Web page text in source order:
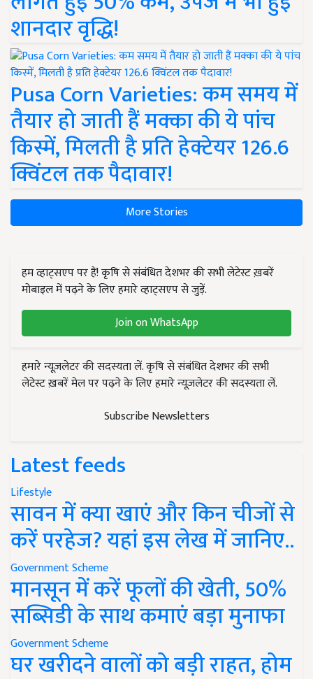
शानदार वृद्धि!
Pusa Corn Varieties: कम समय में
तैयार हो जाती हैं मक्का की ये पांच
किस्में, मिलती है प्रति हेक्टेयर 126.6
क्विंटल तक पैदावार!
More Stories
हम व्हाट्सएप पर हैं! कृषि से संबंधित देशभर की सभी लेटेस्ट ख़बरें
मोबाइल में पढ़ने के लिए हमारे व्हाट्सएप से जुड़ें.
Join on WhatsApp
हमारे न्यूज़लेटर की सदस्यता लें. कृषि से संबंधित देशभर की सभी
लेटेस्ट ख़बरें मेल पर पढ़ने के लिए हमारे न्यूज़लेटर की सदस्यता लें.
Subscribe Newsletters
Latest feeds
Lifestyle
सावन में क्या खाएं और किन चीजों से
करें परहेज? यहां इस लेख में जानिए..
Government Scheme
मानसून में करें फूलों की खेती, 50%
सब्सिडी के साथ कमाएं बड़ा मुनाफा
Government Scheme
घर खरीदने वालों को बड़ी राहत, होम